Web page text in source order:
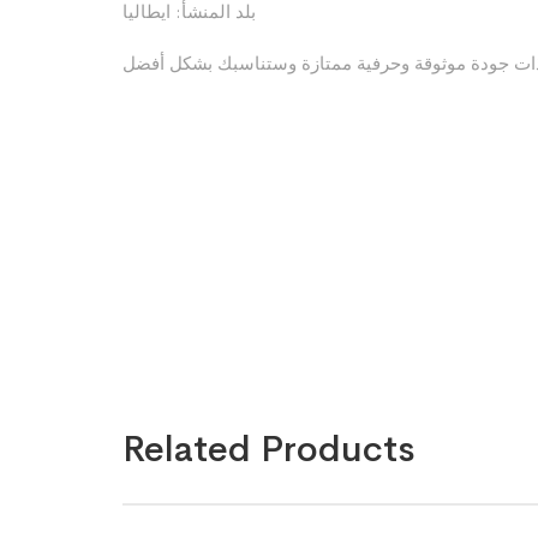
بلد المنشأ: ايطاليا
ذات جودة موثوقة وحرفية ممتازة وستناسبك بشكل أفضل
Related Products